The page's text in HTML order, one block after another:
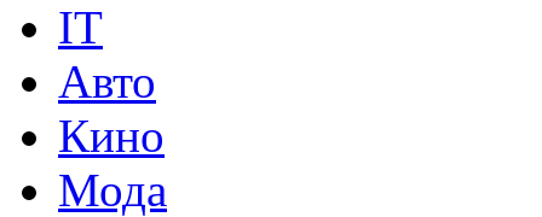
IT
Авто
Кино
Мода